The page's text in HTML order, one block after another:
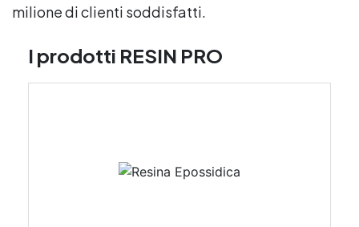
milione di clienti soddisfatti.
I prodotti RESIN PRO